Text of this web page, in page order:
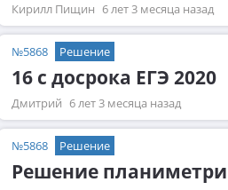
Кирилл Пищин 6 лет 3 месяца назад
№5868 Решение
16 с досрока ЕГЭ 2020
Дмитрий 6 лет 3 месяца назад
№5868 Решение
Решение